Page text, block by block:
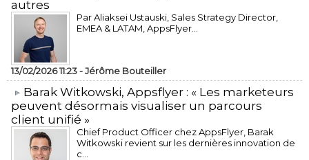
autres
Par Aliaksei Ustauski, Sales Strategy Director,
EMEA & LATAM, AppsFlyer...
13/02/2026 11:23 -Jérôme Bouteiller
​Barak Witkowski, Appsflyer : « Les marketeurs
peuvent désormais visualiser un parcours
client unifié »
Chief Product Officer chez AppsFlyer, ​Barak
Witkowski revient sur les dernières innovation de
c...